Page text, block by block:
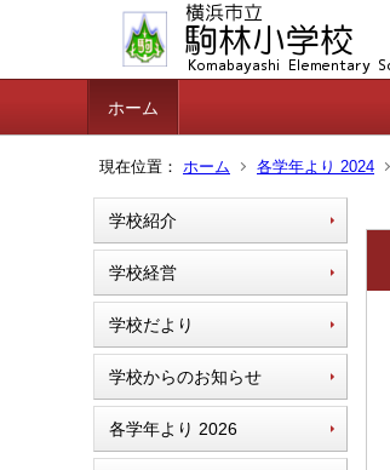
ホーム
現在位置： ホーム 各学年より 2024
学校紹介
学校経営
学校だより
学校からのお知らせ
各学年より 2026